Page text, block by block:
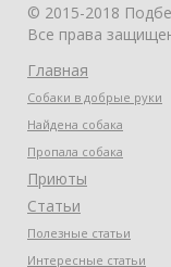
© 2015-2018
Все права
Главная
Собаки в добрые руки
Найдена собака
Пропала собака
Приюты
Статьи
Полезные статьи
Интересные статьи